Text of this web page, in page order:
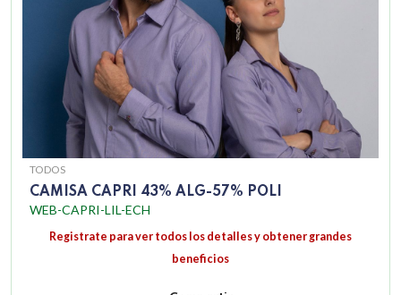
TODOS
CAMISA CAPRI 43% ALG-57% POLI
WEB-CAPRI-LIL-ECH
Registrate para ver todos los detalles y obtener grandes
beneficios